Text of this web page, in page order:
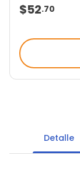
$52.70
Detalle